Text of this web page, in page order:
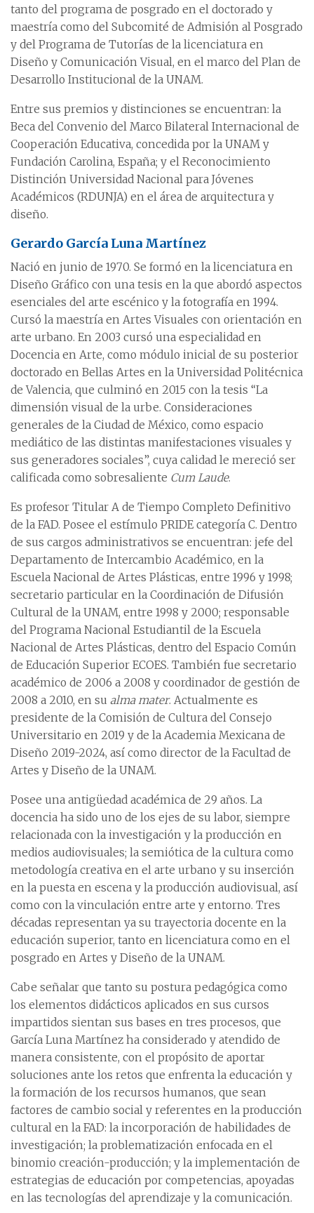
tanto del programa de posgrado en el doctorado y
maestría como del Subcomité de Admisión al Posgrado
y del Programa de Tutorías de la licenciatura en
Diseño y Comunicación Visual, en el marco del Plan de
Desarrollo Institucional de la UNAM.
Entre sus premios y distinciones se encuentran: la
Beca del Convenio del Marco Bilateral Internacional de
Cooperación Educativa, concedida por la UNAM y
Fundación Carolina, España; y el Reconocimiento
Distinción Universidad Nacional para Jóvenes
Académicos (RDUNJA) en el área de arquitectura y
diseño.
Gerardo García Luna Martínez
Nació en junio de 1970. Se formó en la licenciatura en
Diseño Gráfico con una tesis en la que abordó aspectos
esenciales del arte escénico y la fotografía en 1994.
Cursó la maestría en Artes Visuales con orientación en
arte urbano. En 2003 cursó una especialidad en
Docencia en Arte, como módulo inicial de su posterior
doctorado en Bellas Artes en la Universidad Politécnica
de Valencia, que culminó en 2015 con la tesis “La
dimensión visual de la urbe. Consideraciones
generales de la Ciudad de México, como espacio
mediático de las distintas manifestaciones visuales y
sus generadores sociales”, cuya calidad le mereció ser
calificada como sobresaliente Cum Laude.
Es profesor Titular A de Tiempo Completo Definitivo
de la FAD. Posee el estímulo PRIDE categoría C. Dentro
de sus cargos administrativos se encuentran: jefe del
Departamento de Intercambio Académico, en la
Escuela Nacional de Artes Plásticas, entre 1996 y 1998;
secretario particular en la Coordinación de Difusión
Cultural de la UNAM, entre 1998 y 2000; responsable
del Programa Nacional Estudiantil de la Escuela
Nacional de Artes Plásticas, dentro del Espacio Común
de Educación Superior ECOES. También fue secretario
académico de 2006 a 2008 y coordinador de gestión de
2008 a 2010, en su alma mater. Actualmente es
presidente de la Comisión de Cultura del Consejo
Universitario en 2019 y de la Academia Mexicana de
Diseño 2019-2024, así como director de la Facultad de
Artes y Diseño de la UNAM.
Posee una antigüedad académica de 29 años. La
docencia ha sido uno de los ejes de su labor, siempre
relacionada con la investigación y la producción en
medios audiovisuales; la semiótica de la cultura como
metodología creativa en el arte urbano y su inserción
en la puesta en escena y la producción audiovisual, así
como con la vinculación entre arte y entorno. Tres
décadas representan ya su trayectoria docente en la
educación superior, tanto en licenciatura como en el
posgrado en Artes y Diseño de la UNAM.
Cabe señalar que tanto su postura pedagógica como
los elementos didácticos aplicados en sus cursos
impartidos sientan sus bases en tres procesos, que
García Luna Martínez ha considerado y atendido de
manera consistente, con el propósito de aportar
soluciones ante los retos que enfrenta la educación y
la formación de los recursos humanos, que sean
factores de cambio social y referentes en la producción
cultural en la FAD: la incorporación de habilidades de
investigación; la problematización enfocada en el
binomio creación-producción; y la implementación de
estrategias de educación por competencias, apoyadas
en las tecnologías del aprendizaje y la comunicación.